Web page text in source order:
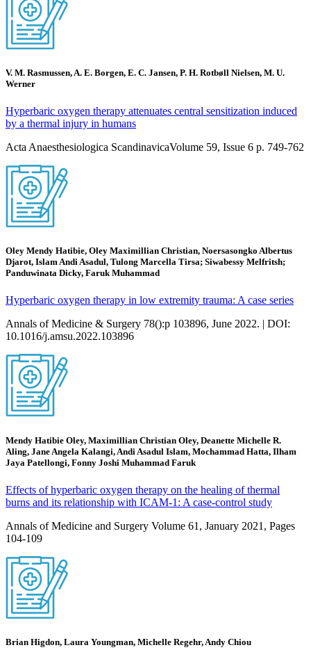
V. M. Rasmussen, A. E. Borgen, E. C. Jansen, P. H. Rotbøll Nielsen, M. U.
Werner
Hyperbaric oxygen therapy attenuates central sensitization induced
by a thermal injury in humans
Acta Anaesthesiologica ScandinavicaVolume 59, Issue 6 p. 749-762
Oley Mendy Hatibie, Oley Maximillian Christian, Noersasongko Albertus
Djarot, Islam Andi Asadul, Tulong Marcella Tirsa; Siwabessy Melfritsh;
Panduwinata Dicky, Faruk Muhammad
Hyperbaric oxygen therapy in low extremity trauma: A case series
Annals of Medicine & Surgery 78():p 103896, June 2022. | DOI:
10.1016/j.amsu.2022.103896
Mendy Hatibie Oley, Maximillian Christian Oley, Deanette Michelle R.
Aling, Jane Angela Kalangi, Andi Asadul Islam, Mochammad Hatta, Ilham
Jaya Patellongi, Fonny Joshi Muhammad Faruk
Effects of hyperbaric oxygen therapy on the healing of thermal
burns and its relationship with ICAM-1: A case-control study
Annals of Medicine and Surgery Volume 61, January 2021, Pages
104-109
Brian Higdon, Laura Youngman, Michelle Regehr, Andy Chiou